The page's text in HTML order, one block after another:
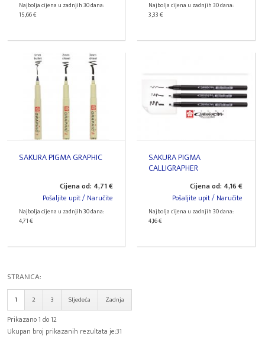
Najbolja cijena u zadnjih 30 dana:
15,66 €
Najbolja cijena u zadnjih 30 dana:
3,33 €
SAKURA PIGMA GRAPHIC
Cijena od: 4,71 €
Pošaljite upit / Naručite
Najbolja cijena u zadnjih 30 dana:
4,71 €
SAKURA PIGMA
CALLIGRAPHER
Cijena od: 4,16 €
Pošaljite upit / Naručite
Najbolja cijena u zadnjih 30 dana:
4,16 €
STRANICA:
1 2 3 Sljedeća Zadnja
Prikazano 1 do 12
Ukupan broj prikazanih rezultata je:31